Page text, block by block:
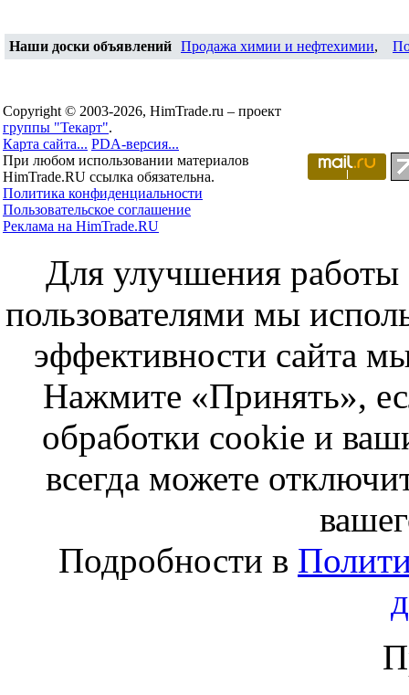
Наши доски объявлений Продажа химии и нефтехимии,
Copyright © 2003-2026, HimTrade.ru – проект
группы "Текарт".
Карта сайта... PDA-версия...
При любом использовании материалов
HimTrade.RU ссылка обязательна.
Политика конфиденциальности
Пользовательское соглашение
Реклама на HimTrade.RU
Для улучшения работы
пользователями мы
эффективности сайта
Нажмите «Принять»,
обработки cookie и
всегда можете
Подробности в